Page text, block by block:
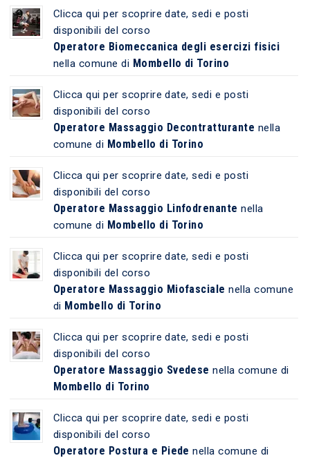
Clicca qui per scoprire date, sedi e posti
disponibili del corso
Operatore Biomeccanica degli esercizi fisici
nella comune di Mombello di Torino
Clicca qui per scoprire date, sedi e posti
disponibili del corso
Operatore Massaggio Decontratturante nella
comune di Mombello di Torino
Clicca qui per scoprire date, sedi e posti
disponibili del corso
Operatore Massaggio Linfodrenante nella
comune di Mombello di Torino
Clicca qui per scoprire date, sedi e posti
disponibili del corso
Operatore Massaggio Miofasciale nella comune
di Mombello di Torino
Clicca qui per scoprire date, sedi e posti
disponibili del corso
Operatore Massaggio Svedese nella comune di
Mombello di Torino
Clicca qui per scoprire date, sedi e posti
disponibili del corso
Operatore Postura e Piede nella comune di